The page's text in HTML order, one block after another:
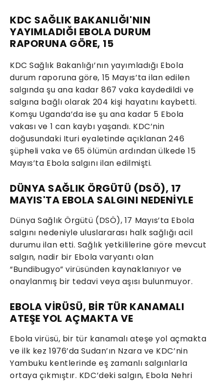
KDC SAĞLIK BAKANLIĞI'NIN
YAYIMLADIĞI EBOLA DURUM
RAPORUNA GÖRE, 15
KDC Sağlık Bakanlığı’nın yayımladığı Ebola
durum raporuna göre, 15 Mayıs’ta ilan edilen
salgında şu ana kadar 867 vaka kaydedildi ve
salgına bağlı olarak 204 kişi hayatını kaybetti.
Komşu Uganda’da ise şu ana kadar 5 Ebola
vakası ve 1 can kaybı yaşandı. KDC’nin
doğusundaki Ituri eyaletinde açıklanan 246
şüpheli vaka ve 65 ölümün ardından ülkede 15
Mayıs’ta Ebola salgını ilan edilmişti.
DÜNYA SAĞLIK ÖRGÜTÜ (DSÖ), 17
MAYIS'TA EBOLA SALGINI NEDENİYLE
Dünya Sağlık Örgütü (DSÖ), 17 Mayıs’ta Ebola
salgını nedeniyle uluslararası halk sağlığı acil
durumu ilan etti. Sağlık yetkililerine göre mevcut
salgın, nadir bir Ebola varyantı olan
“Bundibugyo” virüsünden kaynaklanıyor ve
onaylanmış bir tedavi veya aşısı bulunmuyor.
EBOLA VİRÜSÜ, BİR TÜR KANAMALI
ATEŞE YOL AÇMAKTA VE
Ebola virüsü, bir tür kanamalı ateşe yol açmakta
ve ilk kez 1976’da Sudan’ın Nzara ve KDC’nin
Yambuku kentlerinde eş zamanlı salgınlarla
ortaya çıkmıştır. KDC’deki salgın, Ebola Nehri